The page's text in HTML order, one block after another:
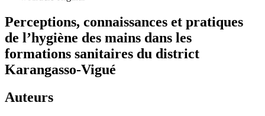
Perceptions, connaissances et pratiques
de l’hygiène des mains dans les
formations sanitaires du district
Karangasso-Vigué
Auteurs